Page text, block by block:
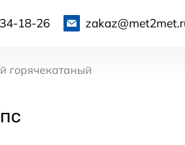
18-26
горячекатаный